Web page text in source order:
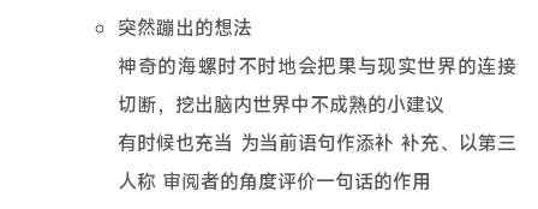
突然蹦出的想法
神奇的海螺时不时地会把果与现实世界的连接
切断，挖出脑内世界中不成熟的小建议
有时候也充当 为当前语句作添补 补充、以第三
人称 审阅者的角度评价一句话的作用